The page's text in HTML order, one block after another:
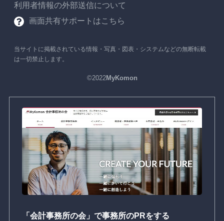
利用者情報の外部送信について
画面共有サポートはこちら
当サイトに掲載されている情報・写真・図表・システムなどの無断転載
は一切禁止します。
©2022MyKomon
「会計事務所の会」で事務所のPRをする